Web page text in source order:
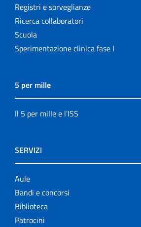
Registri e sorveglianze
Ricerca collaboratori
Scuola
Sperimentazione clinica fase I
5 per mille
Il 5 per mille e l'ISS
SERVIZI
Aule
Bandi e concorsi
Biblioteca
Patrocini